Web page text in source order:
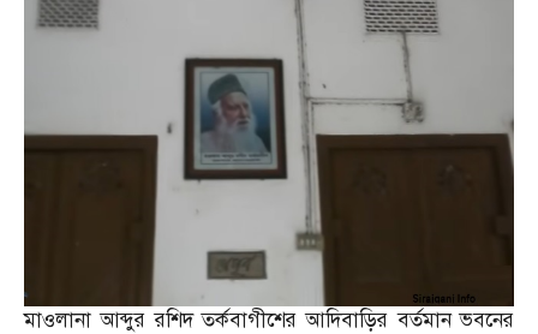
মাওলানা আব্দুর রশিদ তর্কবাগীশের আদিবাড়ির বর্তমান ভবনের